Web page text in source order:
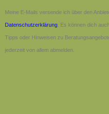
Meine E-Mails versende ich über den
Datenschutzerklärung . Es können dich
Tipps oder Hinweisen zu
jederzeit von allem abmelden.